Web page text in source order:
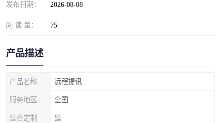
发布日期： 2026-08-08
阅 读 量： 75
产品描述
产品名称 远程提讯
服务地区 全国
是否定制 是